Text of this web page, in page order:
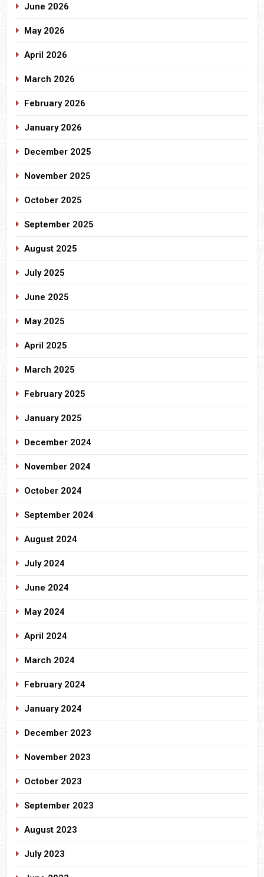
June 2026
May 2026
April 2026
March 2026
February 2026
January 2026
December 2025
November 2025
October 2025
September 2025
August 2025
July 2025
June 2025
May 2025
April 2025
March 2025
February 2025
January 2025
December 2024
November 2024
October 2024
September 2024
August 2024
July 2024
June 2024
May 2024
April 2024
March 2024
February 2024
January 2024
December 2023
November 2023
October 2023
September 2023
August 2023
July 2023